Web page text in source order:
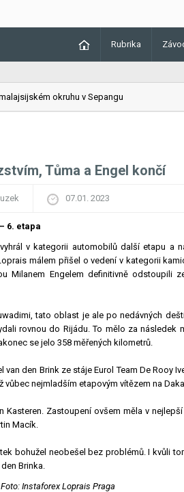
Rubrika
okruhu v Sepangu
Tůma a Engel končí
07.01. 2023
6. etapa
v kategorii automobilů další etapu a
málem přišel o vedení v kategorii
Milanem Engelem definitivně odstoupili
tato oblast je ale po nedávných
rovnou do Rijádu. To mělo za následek
se jelo 358 měřených kilometrů.
den Brink ze stáje Eurol Team De Rooy
nejmladším etapovým vítězem na
Kasteren. Zastoupení ovšem měla v
Macík.
bohužel neobešel bez problémů. I kvůli
Brinka.
Instaforex Loprais Praga